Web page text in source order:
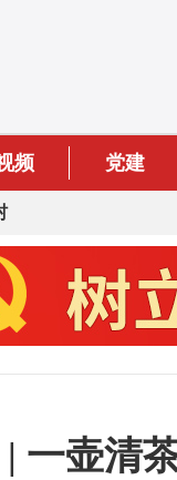
频 党建
一壶清